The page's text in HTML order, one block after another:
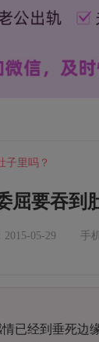
子里吗？
屈要吞到
2015-05-29 手
已经到垂死边